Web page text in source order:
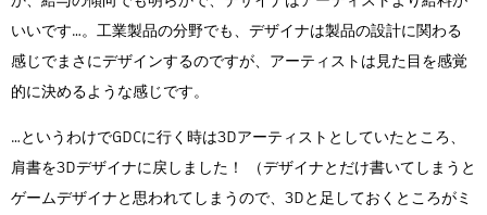
いいです…。工業製品の分野でも、デザイナは製品の設計に関わる
感じでまさにデザインするのですが、アーティストは見た目を感覚
的に決めるような感じです。
…というわけでGDCに行く時は3Dアーティストとしていたところ、
肩書を3Dデザイナに戻しました！ （デザイナとだけ書いてしまうと
ゲームデザイナと思われてしまうので、3Dと足しておくところがミ